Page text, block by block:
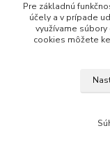
Tovar zaradený
Pre základnú
účely a v prípade
využívame
cookies môžete